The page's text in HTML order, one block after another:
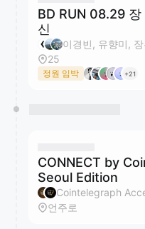
BD RUN 08.29 장
신
이경빈, 유향미,
25
정원 임박 +21
CONNECT by
Seoul Edition
언주로